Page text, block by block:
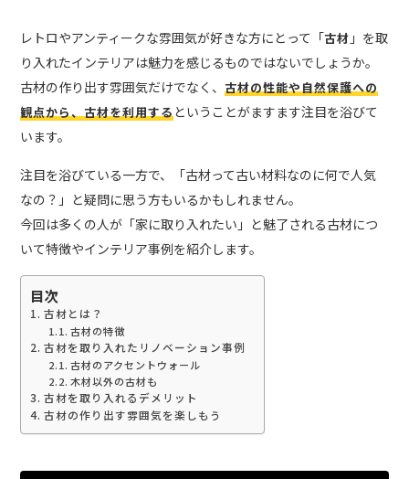
レトロやアンティークな雰囲気が好きな方にとって「古材 」を取
り入れたインテリアは魅力を感じるものではないでしょうか。
古材の作り出す雰囲気だけでなく、 古材の性能や自然保護への
観点から、古材を利用する ということがますます注目を浴びて
います。
注目を浴びている一方で、「古材って古い材料なのに何で人気
なの？」と疑問に思う方もいるかもしれません。
今回は多くの人が「家に取り入れたい」と魅了される古材につ
いて特徴やインテリア事例を紹介します。
目次
古材とは？
古材の特徴
古材を取り入れたリノベーション事例
古材のアクセントウォール
木材以外の古材も
古材を取り入れるデメリット
古材の作り出す雰囲気を楽しもう